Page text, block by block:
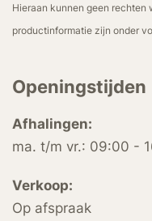
Hieraan kunnen geen rechten
productinformatie zijn onder
Openingstijden
Afhalingen:
ma. t/m vr.: 09:00 -
Verkoop:
Op afspraak